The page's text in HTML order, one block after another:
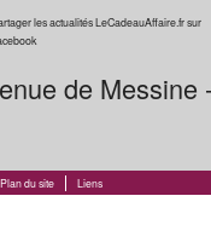
les actualités LeCadeauAffaire.fr sur
de
Plan du site Liens